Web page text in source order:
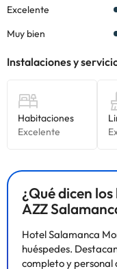
¿Qué dicen
AZZ
Hotel Salamanca
huéspedes.
completo y personal